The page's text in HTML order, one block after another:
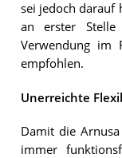
sei jedoch darauf
an erster
Verwendung im
empfohlen.
Unerreichte
Damit die
immer